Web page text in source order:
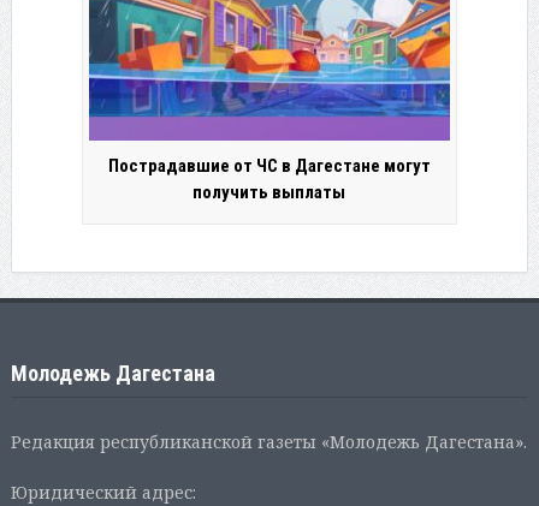
Пострадавшие от ЧС в Дагестане могут
получить выплаты
Молодежь Дагестана
Редакция республиканской газеты «Молодежь Дагестана».
Юридический адрес: